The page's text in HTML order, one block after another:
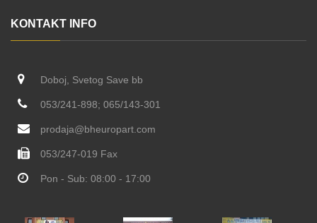
KONTAKT INFO
Doboj, Svetog Save bb
053/241-898; 065/143-301
prodaja@bheuropart.com
053/247-019 Fax
Pon - Sub: 08:00 - 17:00